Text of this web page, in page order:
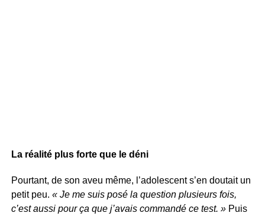
La réalité plus forte que le déni
Pourtant, de son aveu même, l’adolescent s’en doutait un
petit peu. « Je me suis posé la question plusieurs fois,
c’est aussi pour ça que j’avais commandé ce test. » Puis